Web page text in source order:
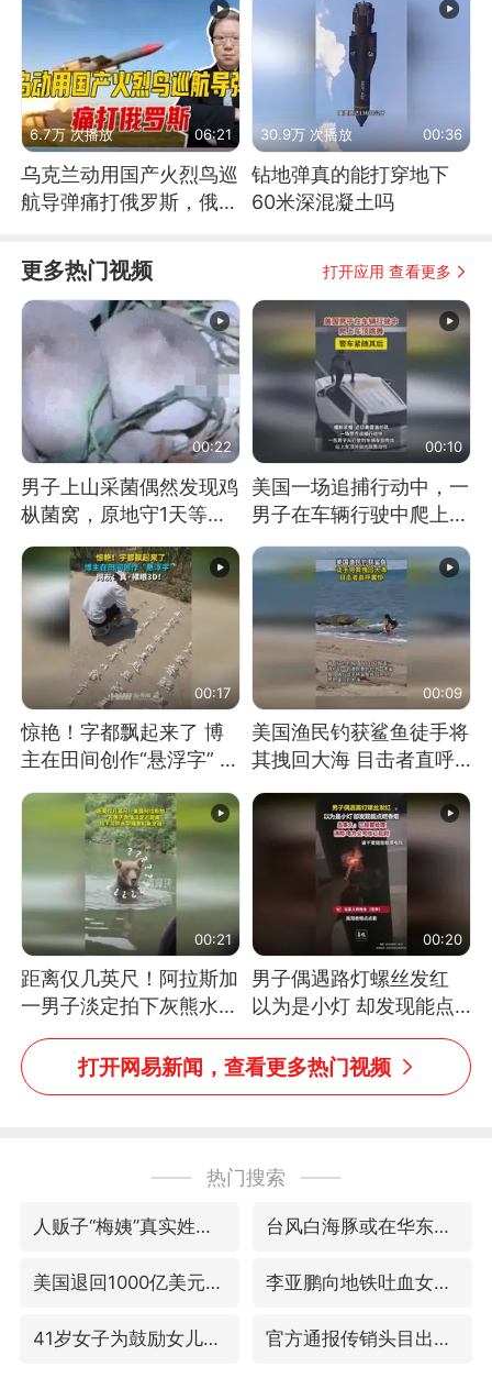
6.7万 次播放 06:21
乌克兰动用国产火烈鸟巡
航导弹痛打俄罗斯，俄军
30.9万 次播放 00:36
钻地弹真的能打穿地下
60米深混凝土吗
更多热门视频 打开应用 查看更多
00:22
男子上山采菌偶然发现鸡
枞菌窝，原地守1天等它
长大：挖了140多朵
00:10
美国一场追捕行动中，一
男子在车辆行驶中爬上车
顶跳舞。（新京报）
00:17
惊艳！字都飘起来了 博
主在田间创作“悬浮字” 网
友：真·裸眼3D！
00:09
美国渔民钓获鲨鱼徒手将
其拽回大海 目击者直呼
震惊 （视频来源：参考
消息）
00:21
距离仅几英尺！阿拉斯加
一男子淡定拍下灰熊水中
捕食鲑鱼全程
00:20
男子偶遇路灯螺丝发红
以为是小灯 却发现能点
燃香烟 当事人：已报警
处理
打开网易新闻，查看更多热门视频
热门搜索
人贩子“梅姨”真实姓名曝光 台风白海豚或在华东沿海登陆
美国退回1000亿美元关税 李亚鹏向地铁吐血女孩捐99999元
41岁女子为鼓励女儿考上985研究生 官方通报传销头目出狱办书院